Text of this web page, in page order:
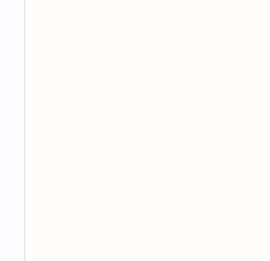
Kenapa
dianggap
Format WebP ini punya
file lebih kecil dan tetap
potong ukuran gambar